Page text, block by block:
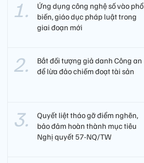
Ứng dụng công nghệ số vào phổ
biến, giáo dục pháp luật trong
giai đoạn mới
Bắt đối tượng giả danh Công an
để lừa đảo chiếm đoạt tài sản
Quyết liệt tháo gỡ điểm nghẽn,
bảo đảm hoàn thành mục tiêu
Nghị quyết 57-NQ/TW